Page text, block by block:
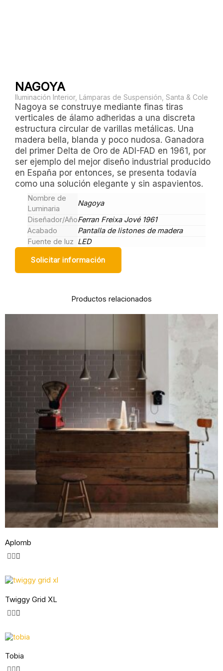
NAGOYA
Iluminación Interior, Lámparas de Suspensión Santa & Cole
Nagoya se construye mediante finas tiras
verticales de álamo adheridas a una discreta
estructura circular de varillas metálicas. Una
madera bella, blanda y poco nudosa. Ganadora
del primer Delta de Oro de ADI-FAD en 1961, por
ser ejemplo del mejor diseño industrial producido
en España por entonces, se presenta todavía
como una solución elegante y sin aspavientos.
Nombre de
Luminaria
Nagoya
Diseñador/AñoFerran Freixa Jové 1961
Acabado
Pantalla de listones de madera
Fuente de luz LED
Solicitar información
Productos relacionados
Aplomb
Twiggy Grid XL
Tobia